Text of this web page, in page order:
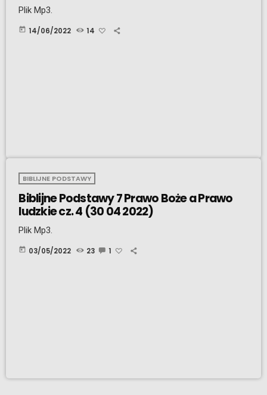
Plik Mp3.
today 14/06/2022 14
BIBLIJNE PODSTAWY
Biblijne Podstawy 7 Prawo Boże a Prawo
ludzkie cz. 4 (30 04 2022)
Plik Mp3.
today 03/05/2022 23 1